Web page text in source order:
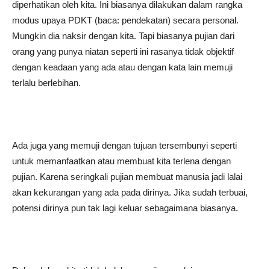
diperhatikan oleh kita. Ini biasanya dilakukan dalam rangka
modus upaya PDKT (baca: pendekatan) secara personal.
Mungkin dia naksir dengan kita. Tapi biasanya pujian dari
orang yang punya niatan seperti ini rasanya tidak objektif
dengan keadaan yang ada atau dengan kata lain memuji
terlalu berlebihan.
Ada juga yang memuji dengan tujuan tersembunyi seperti
untuk memanfaatkan atau membuat kita terlena dengan
pujian. Karena seringkali pujian membuat manusia jadi lalai
akan kekurangan yang ada pada dirinya. Jika sudah terbuai,
potensi dirinya pun tak lagi keluar sebagaimana biasanya.